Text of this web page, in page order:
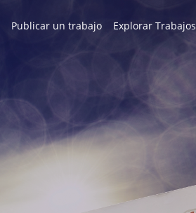
Explorar Trabajos
Publicar un trabajo